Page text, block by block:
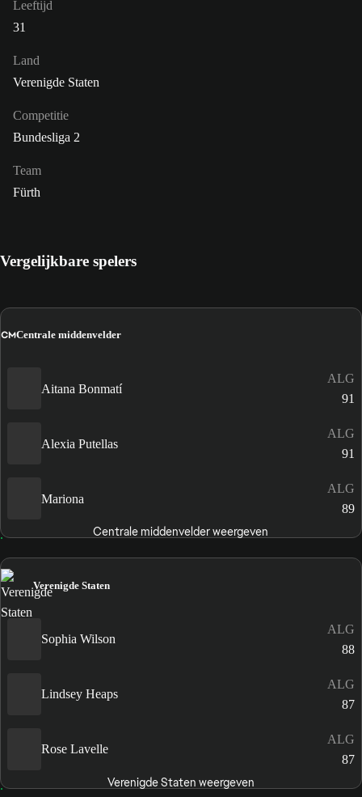
Leeftijd
31
Land
Verenigde Staten
Competitie
Bundesliga 2
Team
Fürth
Vergelijkbare spelers
CMCentrale middenvelder
Aitana Bonmatí
ALG
91
Alexia Putellas
ALG
91
Mariona
ALG
89
Centrale middenvelder weergeven
Verenigde Staten
Sophia Wilson
ALG
88
Lindsey Heaps
ALG
87
Rose Lavelle
ALG
87
Verenigde Staten weergeven